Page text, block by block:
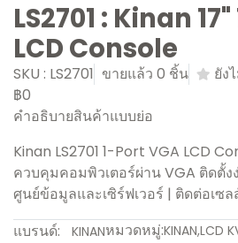
LS2701 : Kinan
LCD Console
SKU : LS2701 ขายแล้ว 0 ชิ้น
ยัง
฿0
คำอธิบายสินค้าแบบย่อ
Kinan LS2701 1-Port VGA LCD
ควบคุมคอมพิวเตอร์ผ่าน VGA ติดตั้ง
ศูนย์ข้อมูลและเซิร์ฟเวอร์ | ติดต่อเซล
แบรนด์:
KINANหมวดหมู่:KINAN,LCD